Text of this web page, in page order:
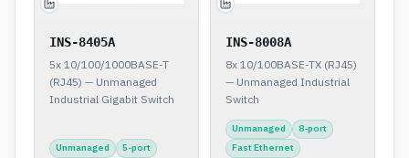
INS-8405A
5x 10/100/1000BASE-T
(RJ45) — Unmanaged
Industrial Gigabit Switch
Unmanaged
5-port
INS-8008A
8x 10/100BASE-TX (RJ45)
— Unmanaged Industrial
Switch
Unmanaged
8-port
Fast Ethernet